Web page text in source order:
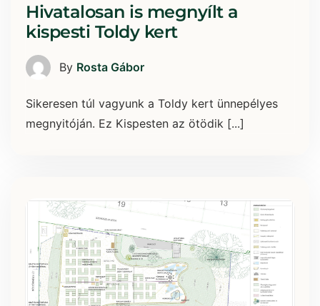
Hivatalosan is megnyílt a
kispesti Toldy kert
By Rosta Gábor
Sikeresen túl vagyunk a Toldy kert ünnepélyes
megnyitóján. Ez Kispesten az ötödik [...]